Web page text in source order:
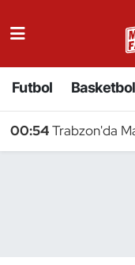
Futbol Basketbol
00:54Trabzon'da
Badminton